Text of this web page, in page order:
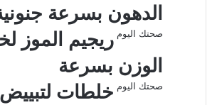
الدهون بسرعة
صحتك اليوم ريجيم الموز
الوزن بسرعة
صحتك اليوم خلطات لتبييض